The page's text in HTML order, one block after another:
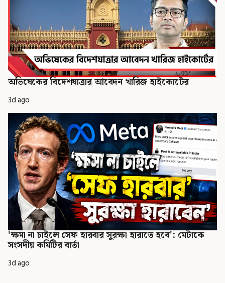
অভিষেকের বিদেশযাত্রার আবেদন খারিজ হাইকোর্টের
3d ago
'ক্ষমা না চাইলে সেফ হারবার সুরক্ষা হারাতে হবে': মেটাকে
সংসদীয় কমিটির বার্তা
3d ago